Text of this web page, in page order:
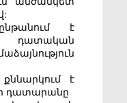
է
դատական
է
դատարանը